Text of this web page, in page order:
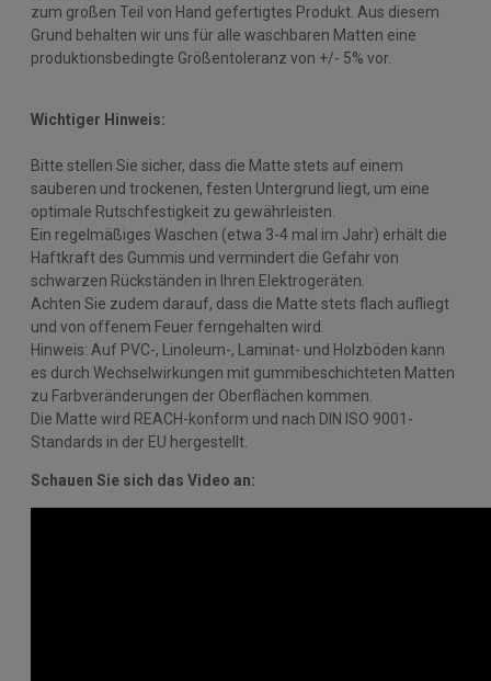
zum großen Teil von Hand gefertigtes Produkt. Aus diesem
Grund behalten wir uns für alle waschbaren Matten eine
produktionsbedingte Größentoleranz von +/- 5% vor.
Wichtiger Hinweis:
Bitte stellen Sie sicher, dass die Matte stets auf einem
sauberen und trockenen, festen Untergrund liegt, um eine
optimale Rutschfestigkeit zu gewährleisten.
Ein regelmäßiges Waschen (etwa 3-4 mal im Jahr) erhält die
Haftkraft des Gummis und vermindert die Gefahr von
schwarzen Rückständen in Ihren Elektrogeräten.
Achten Sie zudem darauf, dass die Matte stets flach aufliegt
und von offenem Feuer ferngehalten wird.
Hinweis: Auf PVC-, Linoleum-, Laminat- und Holzböden kann
es durch Wechselwirkungen mit gummibeschichteten Matten
zu Farbveränderungen der Oberflächen kommen.
Die Matte wird REACH-konform und nach DIN ISO 9001-
Standards in der EU hergestellt.
Schauen Sie sich das Video an: